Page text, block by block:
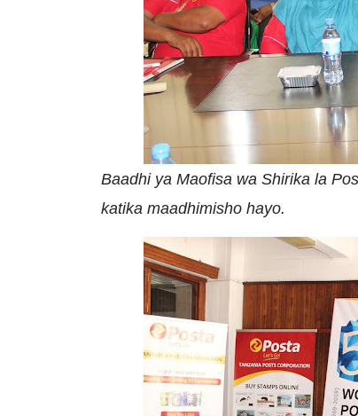
Baadhi ya Maofisa wa Shirika la
katika maadhimisho hayo.